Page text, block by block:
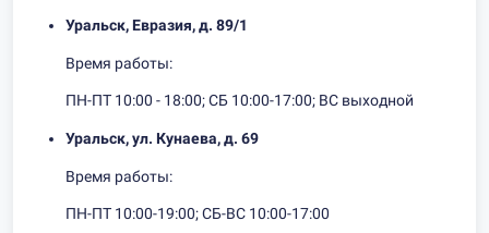
Уральск, Евразия, д. 89/1
Время работы:
ПН-ПТ 10:00 - 18:00; СБ 10:00-17:00; ВС выходной
Уральск, ул. Кунаева, д. 69
Время работы:
ПН-ПТ 10:00-19:00; СБ-ВС 10:00-17:00